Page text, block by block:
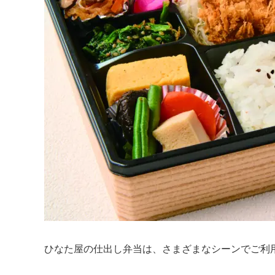
ひなた屋の仕出し弁当は、さまざまなシーンでご利